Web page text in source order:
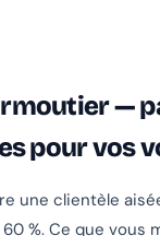
—
pour vos
une clientèle
%. Ce que vous